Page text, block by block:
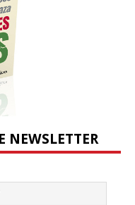
NEWSLETTER